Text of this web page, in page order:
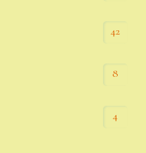
42
8
4